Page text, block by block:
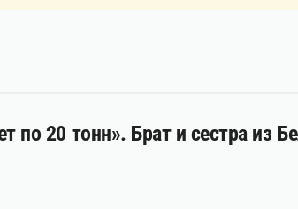
по 20 тонн». Брат и сестра из